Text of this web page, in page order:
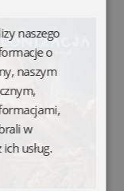
naszego
o
naszym
w
usług.